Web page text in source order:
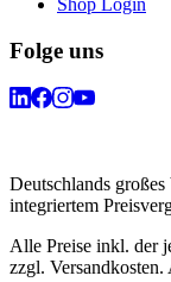
Shop Login
Folge uns
Deutschlands
integriertem
Alle Preise inkl. der
zzgl.